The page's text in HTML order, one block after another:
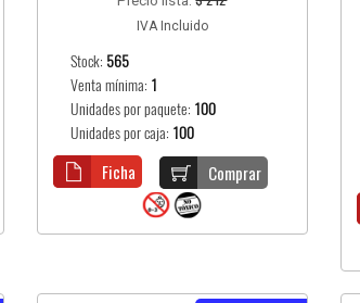
IVA Incluido
Stock: 565
Venta mínima: 1
Unidades por paquete: 100
Unidades por caja: 100
Comprar
Ficha